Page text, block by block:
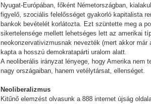
Nyugat-Európában, főként Németországban,
figyelő, szociális felelősséget gyakorló kapitalista
bankok bevételét korlátozta. Ezt szüntette meg a
sikertelensége mellett lehetséges lett az amerikai
neokonzervativizmusnak nevezték (mert akkor
kapta a hosszú demokratapárti uralom alatt.
A neoliberális irányzat lényege, hogy Amerika nem
nagy országaiban, hanem vetélytársat, ellenséget.
Neoliberalizmus
Kitűnő elemzést olvasunk a 888 internet újság